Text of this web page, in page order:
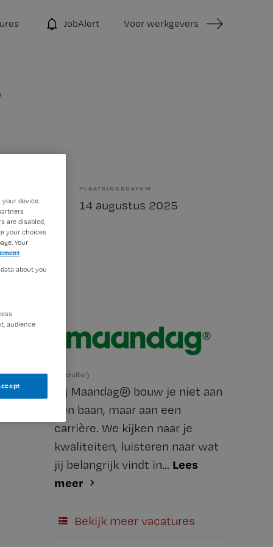
JobAlert Voor werkgevers
PLAATSINGSDATUM
14 augustus 2025
(Recruiter)
Bij Maandag® bouw je niet aan
een baan, maar aan een
carrière. We kijken naar je
kwaliteiten, luisteren naar wat
jij belangrijk vindt in... Lees
meer
Bekijk meer vacatures
device.
are disabled,
your choices
Your
about you
audience